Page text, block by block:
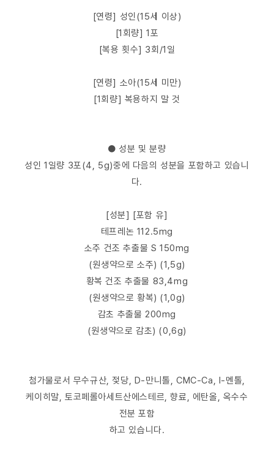
[연령] 성인(15세 이상)
[1회량] 1포
[복용 횟수] 3회/1일
[연령] 소아(15세 미만)
[1회량] 복용하지 말 것
● 성분 및 분량
성인 1일량 3포(4, 5g)중에 다음의 성분을 포함하고 있습니
다.
[성분] [포함 유]
테프레논 112.5mg
소주 건조 추출물 S 150mg
(원생약으로 소주) (1,5g)
황복 건조 추출물 83,4mg
(원생약으로 황복) (1,0g)
감초 추출물 200mg
(원생약으로 감초) (0,6g)
첨가물로서 무수규산, 젖당, D-만니톨, CMC-Ca, l-멘톨,
케이히말, 토코페롤아세트산에스테르, 향료, 에탄올, 옥수수
전분 포함
하고 있습니다.